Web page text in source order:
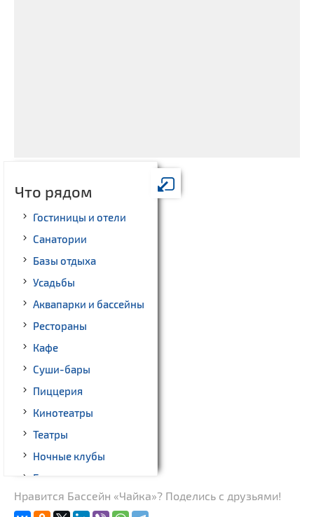
Что рядом
Гостиницы и отели
Санатории
Базы отдыха
Усадьбы
Аквапарки и бассейны
Рестораны
Кафе
Суши-бары
Пиццерия
Кинотеатры
Театры
Ночные клубы
Бильярд
Казино
Нравится Бассейн «Чайка»? Поделись с друзьями!